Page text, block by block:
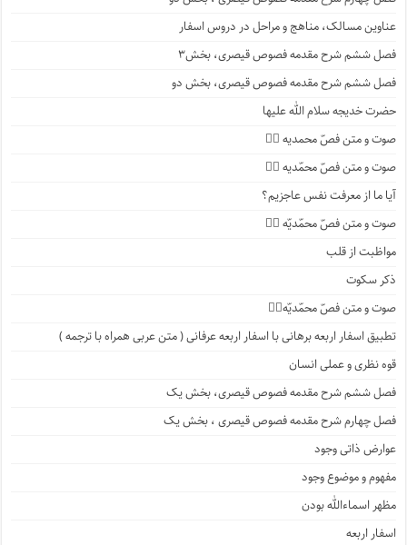
عناوین مسالک، مناهج و مراحل در دروس اسفار
فصل ششم شرح مقدمه فصوص قیصری، بخش۳
فصل ششم شرح مقدمه فصوص قیصری، بخش دو
حضرت خدیجه سلام الله علیها
صوت و متن فصّ محمدیه ۴️⃣
صوت و متن فصّ محمّدیه ۳️⃣
آیا ما از معرفت نفس عاجزیم؟
صوت و متن فصّ محمّدیّه ۲️⃣
مواظبت از قلب
ذکر سکوت
صوت و متن فصّ محمّدیّه۱️⃣
تطبیق اسفار اربعه برهانی با اسفار اربعه عرفانی ( متن عربی همراه با ترجمه )
قوه نظری و عملی انسان
فصل ششم شرح مقدمه فصوص قیصری، بخش یک
فصل چهارم شرح مقدمه فصوص قیصری ، بخش یک
عوارض ذاتی وجود
مفهوم و موضوع وجود
مظهر اسماءالله بودن
اسفار اربعه